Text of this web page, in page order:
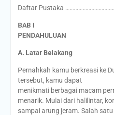
Daftar Pustaka
BAB I
PENDAHULUAN
A. Latar Belakang
Pernahkah kamu berkreasi ke
tersebut, kamu dapat
menikmati berbagai macam
menarik. Mulai dari halilintar,
sampai arung jeram. Salah